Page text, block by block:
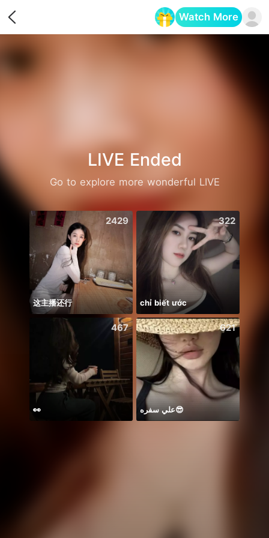
Watch More
LIVE Ended
Go to explore more wonderful LIVE
2429
这主播还行
322
chỉ biết ước
467
👀
621
علي سفره😎